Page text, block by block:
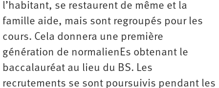
l’habitant, se restaurent de même et la
famille aide, mais sont regroupés pour les
cours. Cela donnera une première
génération de normalienEs obtenant le
baccalauréat au lieu du BS. Les
recrutements se sont poursuivis pendant les